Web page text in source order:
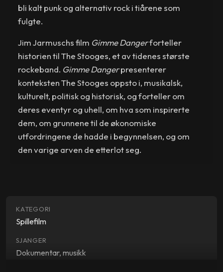
bli kalt punk og alternativ rock i tiårene som
fulgte.
Jim Jarmuschs film Gimme Dangerforteller
historien til The Stooges, et av tidenes største
rockeband. Gimme Dangerpresenterer
konteksten The Stooges oppsto i, musikalsk,
kulturelt, politisk og historisk, og forteller om
deres eventyr og uhell, om hva som inspirerte
dem, om grunnene til de økonomiske
utfordringene de hadde i begynnelsen, og om
den varige arven de etterlot seg.
KATEGORI
Spillefilm
SJANGER
Dokumentar, musikk